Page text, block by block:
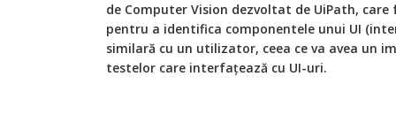
de Computer Vision dezvoltat de UiPath,
pentru a identifica componentele unui UI
similară cu un utilizator, ceea ce va avea un
testelor care interfațează cu UI-uri.